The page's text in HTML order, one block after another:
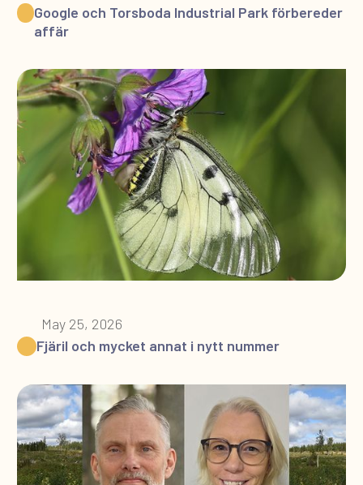
Google och Torsboda Industrial Park förbereder
affär
May 25, 2026
Fjäril och mycket annat i nytt nummer